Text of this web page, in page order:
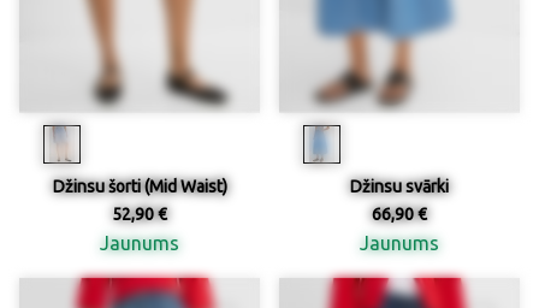
Džinsu šorti (Mid Waist)
52,90 €
Jaunums
Džinsu svārki
66,90 €
Jaunums